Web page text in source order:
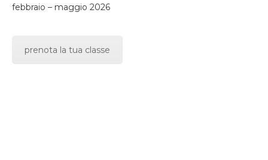
febbraio – maggio 2026
prenota la tua classe